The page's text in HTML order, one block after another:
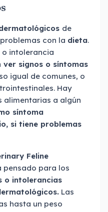
de
con la dieta.
intolerancia
ver signos o síntomas
igual de comunes, o
Hay
alimentarias a algún
síntoma
si tiene problemas
Feline
pensado para los
o intolerancias
Las
hasta un peso